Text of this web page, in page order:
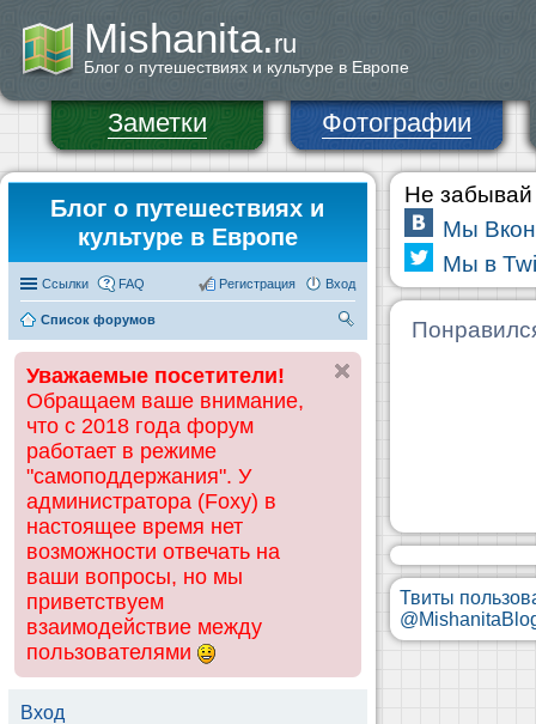
Mishanita.ru
Блог о путешествиях и культуре в Европе
Заметки Фотографии
Блог о путешествиях и
культуре в Европе
Ссылки FAQ Вход
Регистрация
Список форумов
ск
Уважаемые посетители!
Обращаем ваше внимание,
что с 2018 года форум
работает в режиме
"самоподдержания". У
администратора (Foxy) в
настоящее время нет
возможности отвечать на
ваши вопросы, но мы
приветствуем
взаимодействие между
пользователями
Вход
Не забывай
Мы
Мы в
Твиты